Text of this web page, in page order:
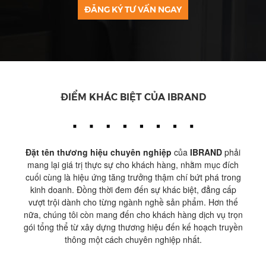
ĐĂNG KÝ TƯ VẤN NGAY
ĐIỂM KHÁC BIỆT CỦA IBRAND
Đặt tên thương hiệu chuyên nghiệp của IBRAND phải
mang lại giá trị thực sự cho khách hàng, nhằm mục đích
cuối cùng là hiệu ứng tăng trưởng thậm chí bứt phá trong
kinh doanh. Đồng thời đem đến sự khác biệt, đẳng cấp
vượt trội dành cho từng ngành nghề sản phẩm. Hơn thế
nữa, chúng tôi còn mang đến cho khách hàng dịch vụ trọn
gói tổng thể từ xây dựng thương hiệu đến kế hoạch truyền
thông một cách chuyên nghiệp nhất.